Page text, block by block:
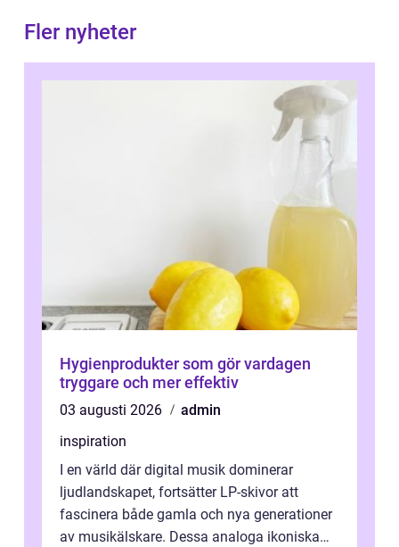
Fler nyheter
Hygienprodukter som gör vardagen
tryggare och mer effektiv
03 augusti 2026
admin
inspiration
I en värld där digital musik dominerar
ljudlandskapet, fortsätter LP-skivor att
fascinera både gamla och nya generationer
av musikälskare. Dessa analoga ikoniska